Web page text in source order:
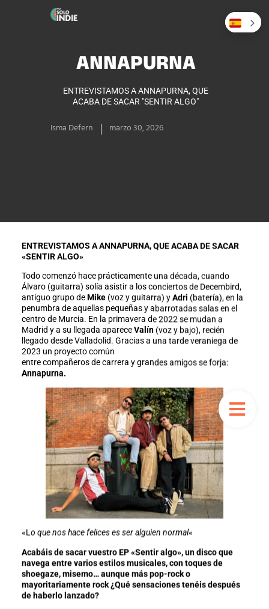
ANNAPURNA
ENTREVISTAMOS A ANNAPURNA, QUE
ACABA DE SACAR "SENTIR ALGO"
Isma Defern marzo 30, 2026
ENTREVISTAMOS A ANNAPURNA, QUE ACABA DE SACAR
«SENTIR ALGO»
Todo comenzó hace prácticamente una década, cuando
Álvaro (guitarra) solía asistir a los conciertos de Decembird,
antiguo grupo deMike(voz y guitarra) yAdri (batería), en la
penumbra de aquellas pequeñas y abarrotadas salas en el
centro de Murcia. En la primavera de 2022 se mudan a
Madrid y a su llegada apareceValín(voz y bajo), recién
llegado desde Valladolid. Gracias a una tarde veraniega de
2023 un proyecto común
entre compañeros de carrera y grandes amigos se forja:
Annapurna.
«Lo que nos hace felices es ser alguien normal«
Acabáis de sacar vuestro EP «Sentir algo», un disco que
navega entre varios estilos musicales, con toques de
shoegaze, misemo… aunque más pop-rock o
mayoritariamente rock ¿Qué sensaciones tenéis después
de haberlo lanzado?